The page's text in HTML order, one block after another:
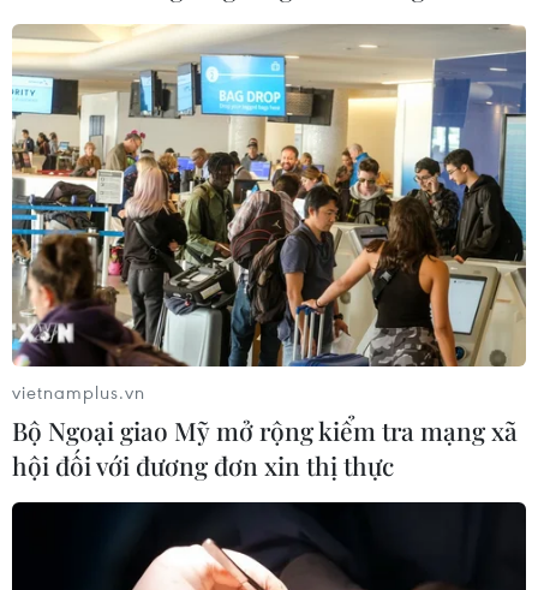
vietnamplus.vn
Bộ Ngoại giao Mỹ mở rộng kiểm tra mạng xã
hội đối với đương đơn xin thị thực